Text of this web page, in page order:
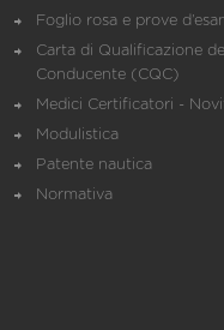
Foglio rosa e prove
Carta di Qualificazione del
Conducente (CQC)
Medici Certificatori -
Modulistica
Patente nautica
Normativa